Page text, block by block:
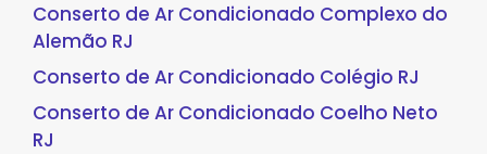
Conserto de Ar Condicionado Complexo do
Alemão RJ
Conserto de Ar Condicionado Colégio RJ
Conserto de Ar Condicionado Coelho Neto
RJ